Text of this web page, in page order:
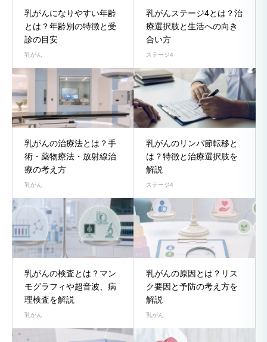
乳がんになりやすい年齢
とは？年齢別の特徴と受
診の目安
乳がん
乳がんステージ4とは？治
療選択肢と生活への向き
合い方
ステージ4
乳がんの治療法とは？手
術・薬物療法・放射線治
療の考え方
乳がん
乳がんのリンパ節転移と
は？特徴と治療選択肢を
解説
ステージ4
乳がんの検査とは？マン
モグラフィや超音波、病
理検査を解説
乳がん
乳がんの原因とは？リス
ク要因と予防の考え方を
解説
乳がん